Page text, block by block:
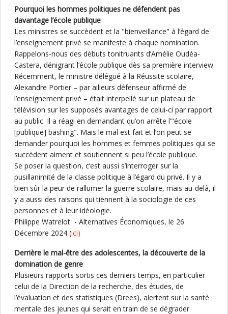
Pourquoi les hommes politiques ne défendent pas
davantage l’école publique
Les ministres se succèdent et la "bienveillance" à l’égard de
l’enseignement privé se manifeste à chaque nomination.
Rappelons-nous des débuts tonitruants d’Amélie Oudéa-
Castera, dénigrant l’école publique dès sa première interview.
Récemment, le ministre délégué à la Réussite scolaire,
Alexandre Portier – par ailleurs défenseur affirmé de
l’enseignement privé – était interpellé sur un plateau de
télévision sur les supposés avantages de celui-ci par rapport
au public. Il a réagi en demandant qu’on arrête l’"école
[publique] bashing". Mais le mal est fait et l’on peut se
demander pourquoi les hommes et femmes politiques qui se
succèdent aiment et soutiennent si peu l’école publique.
Se poser la question, c’est aussi s’interroger sur la
pusillanimité de la classe politique à l’égard du privé. Il y a
bien sûr la peur de rallumer la guerre scolaire, mais au-delà, il
y a aussi des raisons qui tiennent à la sociologie de ces
personnes et à leur idéologie.
Philippe Watrelot - Alternatives Économiques, le 26
Décembre 2024 (ici)
Derrière le mal-être des adolescentes, la découverte de la
domination de genre
Plusieurs rapports sortis ces derniers temps, en particulier
celui de la Direction de la recherche, des études, de
l’évaluation et des statistiques (Drees), alertent sur la santé
mentale des jeunes qui serait en train de se dégrader